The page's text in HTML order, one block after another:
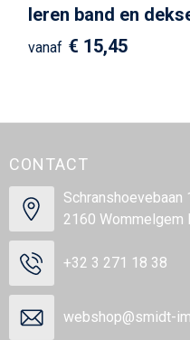
leren band en
vanaf € 15,45
CONTACT
Schranshoevebaan
2160 Wommelgem
+32 3 271 18 38
webshop@smidt-